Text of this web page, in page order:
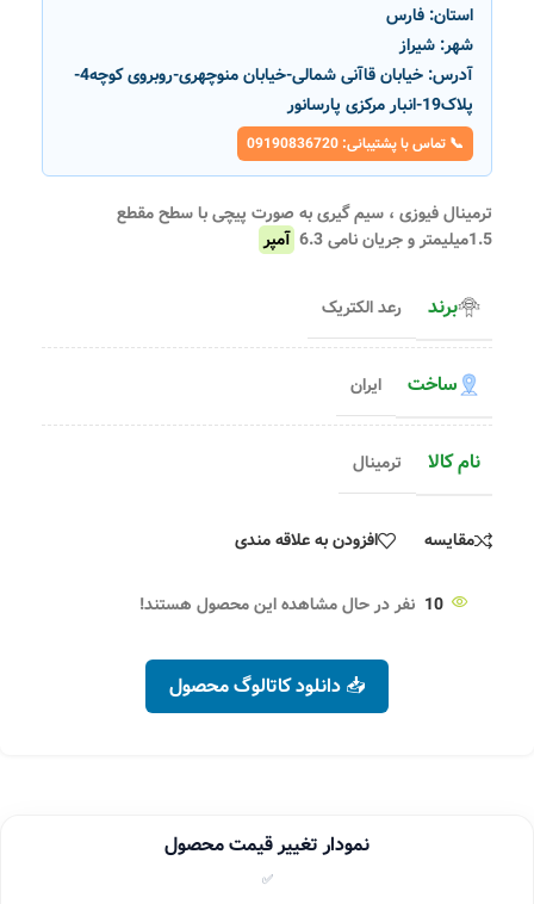
استان: فارس
شهر: شیراز
آدرس:
خیابان قاآنی شمالی-خیابان منوچهری-روبروی کوچه4-
پلاک19-انبار مرکزی پارسانور
📞 تماس با پشتیبانی: 09190836720
ترمینال فیوزی ، سیم گیری به صورت پیچی با سطح مقطع
1.5میلیمتر و جریان نامی 6.3
آمپر
برند رعد الکتریک
ساخت ایران
نام کالا ترمینال
مقایسه افزودن به علاقه مندی
10 نفر در حال مشاهده این محصول هستند!
📥 دانلود کاتالوگ محصول
نمودار تغییر قیمت محصول
✅